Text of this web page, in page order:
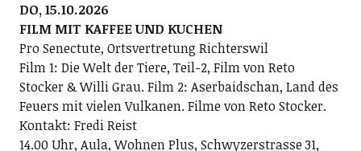
DO, 15.10.2026
FILM MIT KAFFEE UND KUCHEN
Pro Senectute, Ortsvertretung Richterswil
Film 1: Die Welt der Tiere, Teil-2, Film von Reto
Stocker & Willi Grau. Film 2: Aserbaidschan, Land des
Feuers mit vielen Vulkanen. Filme von Reto Stocker.
Kontakt: Fredi Reist
14.00 Uhr, Aula, Wohnen Plus, Schwyzerstrasse 31,